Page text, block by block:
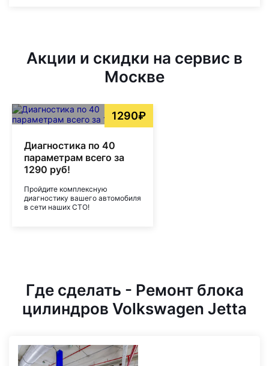
Акции и скидки на сервис в
Москве
1290₽
Диагностика по 40
параметрам всего за
1290 руб!
Пройдите комплексную
диагностику вашего автомобиля
в сети наших СТО!
Где сделать - Ремонт блока
цилиндров Volkswagen Jetta